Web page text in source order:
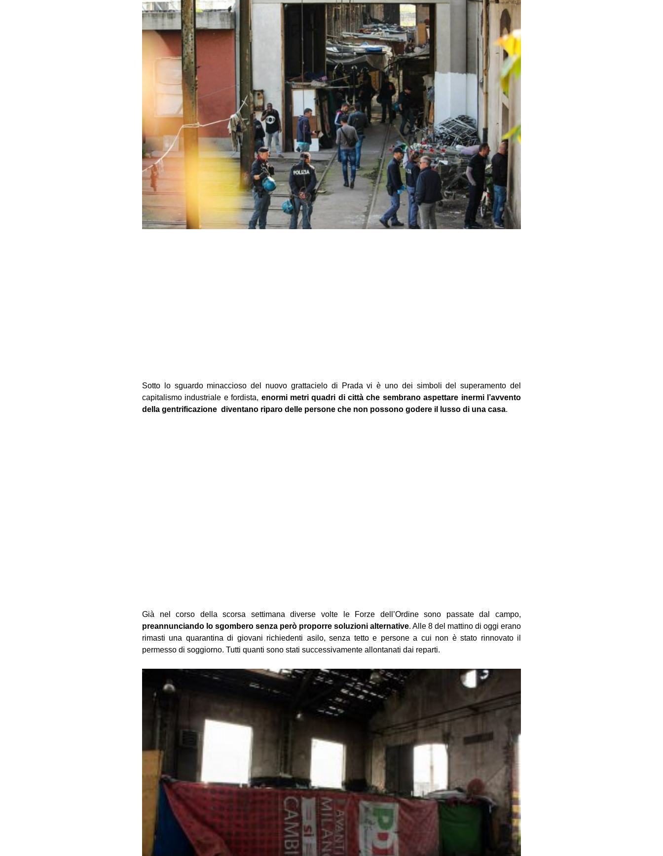
Sotto lo sguardo minaccioso del nuovo grattacielo di Prada vi è uno dei simboli del superamento del
capitalismo industriale e fordista, enormi metri quadri di città che sembrano aspettare inermi l’avvento
della gentrificazione diventano riparo delle persone che non possono godere il lusso di una casa.
Già nel corso della scorsa settimana diverse volte le Forze dell’Ordine sono passate dal campo,
preannunciando lo sgombero senza però proporre soluzioni alternative. Alle 8 del mattino di oggi erano
rimasti una quarantina di giovani richiedenti asilo, senza tetto e persone a cui non è stato rinnovato il
permesso di soggiorno. Tutti quanti sono stati successivamente allontanati dai reparti.